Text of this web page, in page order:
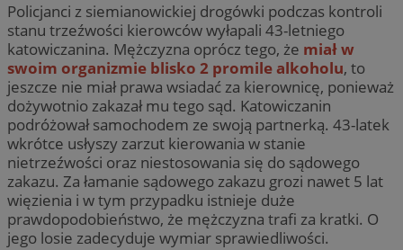
Policjanci z siemianowickiej drogówki podczas kontroli
stanu trzeźwości kierowców wyłapali 43-letniego
katowiczanina. Mężczyzna oprócz tego, że miał w
swoim organizmie blisko 2 promile alkoholu, to
jeszcze nie miał prawa wsiadać za kierownicę, ponieważ
dożywotnio zakazał mu tego sąd. Katowiczanin
podróżował samochodem ze swoją partnerką. 43-latek
wkrótce usłyszy zarzut kierowania w stanie
nietrzeźwości oraz niestosowania się do sądowego
zakazu. Za łamanie sądowego zakazu grozi nawet 5 lat
więzienia i w tym przypadku istnieje duże
prawdopodobieństwo, że mężczyzna trafi za kratki. O
jego losie zadecyduje wymiar sprawiedliwości.